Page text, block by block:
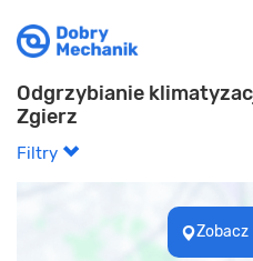
Odgrzybianie
Zgierz
Filtry
Zobacz